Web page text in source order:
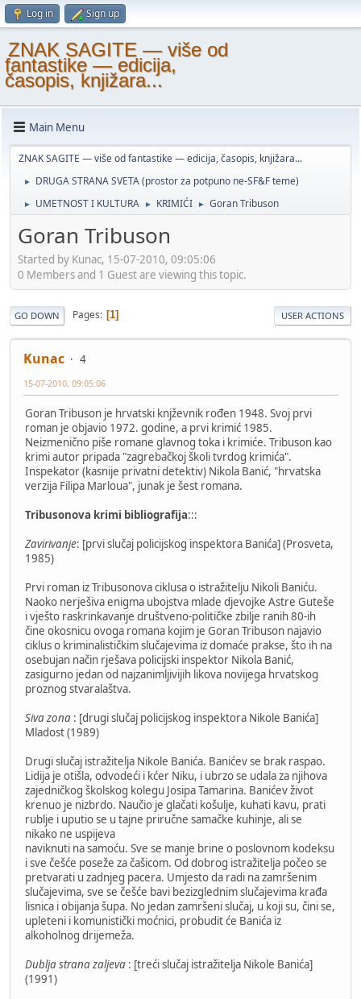
Log in Sign up
ZNAK SAGITE — više od
fantastike — edicija,
časopis, knjižara...
Main Menu
ZNAK SAGITE — više od fantastike — edicija, časopis, knjižara...
► DRUGA STRANA SVETA (prostor za potpuno ne-SF&F teme)
► UMETNOST I KULTURA ► KRIMIĆI ► Goran Tribuson
Goran Tribuson
Started by Kunac, 15-07-2010, 09:05:06
0 Members and 1 Guest are viewing this topic.
GO DOWN Pages 1 USER ACTIONS
Kunac 4
15-07-2010, 09:05:06
Goran Tribuson je hrvatski knjževnik rođen 1948. Svoj prvi
roman je objavio 1972. godine, a prvi krimić 1985.
Neizmenično piše romane glavnog toka i krimiće. Tribuson kao
krimi autor pripada "zagrebačkoj školi tvrdog krimića".
Inspekator (kasnije privatni detektiv) Nikola Banić, "hrvatska
verzija Filipa Marloua", junak je šest romana.
Tribusonova krimi bibliografija:::
Zavirivanje: [prvi slučaj policijskog inspektora Banića] (Prosveta,
1985)
Prvi roman iz Tribusonova ciklusa o istražitelju Nikoli Baniću.
Naoko nerješiva enigma ubojstva mlade djevojke Astre Guteše
i vješto raskrinkavanje društveno-političke zbilje ranih 80-ih
čine okosnicu ovoga romana kojim je Goran Tribuson najavio
ciklus o kriminalističkim slučajevima iz domaće prakse, što ih na
osebujan način rješava policijski inspektor Nikola Banić,
zasigurno jedan od najzanimljivijih likova novijega hrvatskog
proznog stvaralaštva.
Siva zona : [drugi slučaj policijskog inspektora Nikole Banića]
Mladost (1989)
Drugi slučaj istražitelja Nikole Banića. Banićev se brak raspao.
Lidija je otišla, odvodeći i kćer Niku, i ubrzo se udala za njihova
zajedničkog školskog kolegu Josipa Tamarina. Banićev život
krenuo je nizbrdo. Naučio je glačati košulje, kuhati kavu, prati
rublje i uputio se u tajne priručne samačke kuhinje, ali se
nikako ne uspijeva
naviknuti na samoću. Sve se manje brine o poslovnom kodeksu
i sve češće poseže za čašicom. Od dobrog istražitelja počeo se
pretvarati u zadnjeg pacera. Umjesto da radi na zamršenim
slučajevima, sve se češće bavi bezizglednim slučajevima krađa
lisnica i obijanja šupa. No jedan zamršeni slučaj, u koji su, čini se,
upleteni i komunistički moćnici, probudit će Banića iz
alkoholnog drijemeža.
Dublja strana zaljeva : [treći slučaj istražitelja Nikole Banića]
(1991)